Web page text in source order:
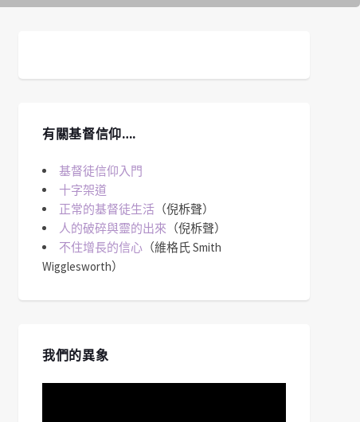
有關基督信仰….
基督徒信仰入門
十字架道
正常的基督徒生活 （倪柝聲）
人的破碎與靈的出來 （倪柝聲）
不住增長的信心 （維格氏 Smith
Wigglesworth）
我們的異象